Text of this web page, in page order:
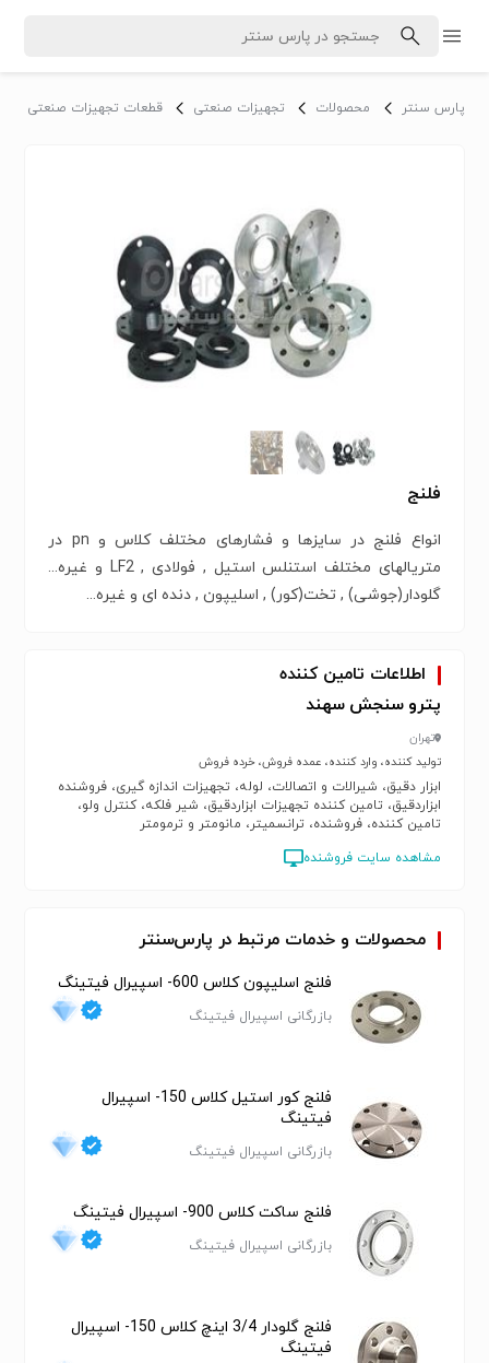
پارس سنتر محصولات تجهیزات صنعتی قطعات تجهیزات صنعتی
فلنج
انواع فلنج در سایزها و فشارهای مختلف کلاس و pn در
متریالهای مختلف استنلس استیل , فولادی , LF2 و غیره...
گلودار(جوشی) , تخت(کور) , اسلیپون , دنده ای و غیره...
اطلاعات تامین کننده
پترو سنجش سهند
تهران
تولید کننده، وارد کننده، عمده فروش، خرده فروش
ابزار دقیق، شیرالات و اتصالات، لوله، تجهیزات اندازه گیری، فروشنده
ابزاردقیق، تامین کننده تجهیزات ابزاردقیق، شیر فلکه، کنترل ولو،
تامین کننده، فروشنده، ترانسمیتر، مانومتر و ترمومتر
مشاهده سایت فروشنده
محصولات و خدمات مرتبط در پارس‌سنتر
فلنج اسلیپون کلاس 600- اسپیرال فیتینگ
بازرگانی اسپیرال فیتینگ
فلنج کور استیل کلاس 150- اسپیرال
فیتینگ
بازرگانی اسپیرال فیتینگ
فلنج ساکت کلاس 900- اسپیرال فیتینگ
بازرگانی اسپیرال فیتینگ
فلنج گلودار 3/4 اینچ کلاس 150- اسپیرال
فیتینگ